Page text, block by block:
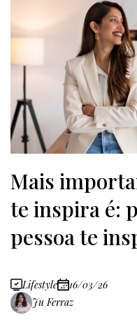
Mais
te inspira é:
pessoa te
Lifestyle
16/03/26
Ju Ferraz